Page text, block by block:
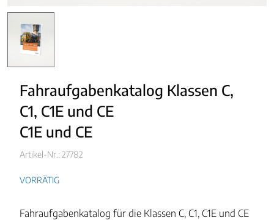
Fahraufgabenkatalog Klassen C,
C1, C1E und CE
C1E und CE
Artikel-Nr.: 27782
VORRÄTIG
Fahraufgabenkatalog für die Klassen C, C1, C1E und CE